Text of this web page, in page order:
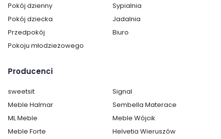
Wysokość: 76 cm
Długość: 100 cm
Pokój:
Materiał blatu: Płyta wiórowa
Kategoria: Stoły
Pokój dzienny
Sypialnia
Pokój dziecka
Jadalnia
Przedpokój
Biuro
Pokoju młodzieżowego
Producenci
sweetsit
Signal
Meble Halmar
Sembella Materace
ML Meble
Meble Wójcik
Meble Forte
Helvetia Wieruszów